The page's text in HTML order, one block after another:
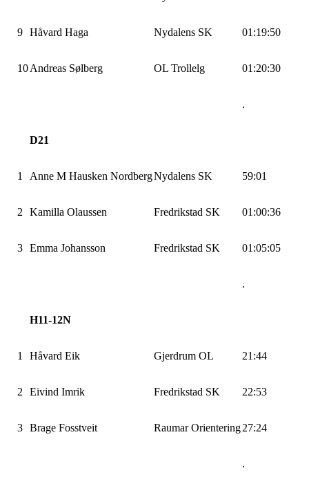
9 Håvard Haga Nydalens SK 01:19:50
10Andreas Sølberg OL Trollelg 01:20:30
.
D21
1 Anne M Hausken NordbergNydalens SK 59:01
2 Kamilla Olaussen Fredrikstad SK 01:00:36
3 Emma Johansson Fredrikstad SK 01:05:05
.
H11-12N
1 Håvard Eik Gjerdrum OL 21:44
2 Eivind Imrik Fredrikstad SK 22:53
3 Brage Fosstveit Raumar Orientering27:24
.